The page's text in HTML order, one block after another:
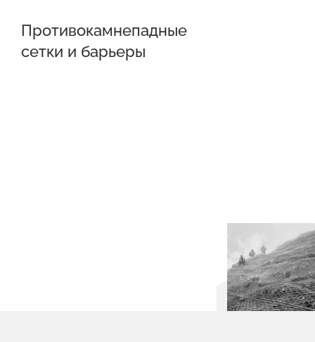
Противокамнепадные
сетки и барьеры